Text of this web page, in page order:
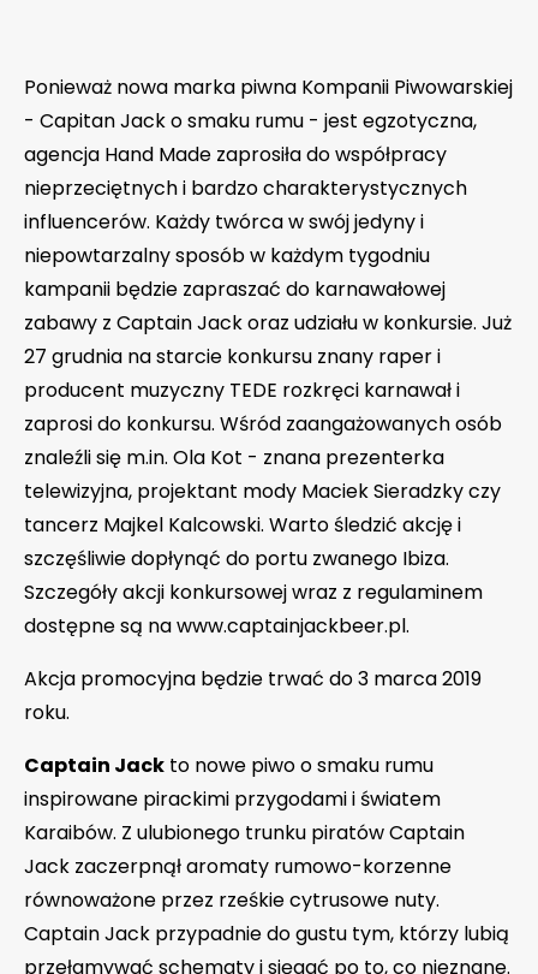
Ponieważ nowa marka piwna Kompanii Piwowarskiej
- Capitan Jack o smaku rumu - jest egzotyczna,
agencja Hand Made zaprosiła do współpracy
nieprzeciętnych i bardzo charakterystycznych
influencerów. Każdy twórca w swój jedyny i
niepowtarzalny sposób w każdym tygodniu
kampanii będzie zapraszać do karnawałowej
zabawy z Captain Jack oraz udziału w konkursie. Już
27 grudnia na starcie konkursu znany raper i
producent muzyczny TEDE rozkręci karnawał i
zaprosi do konkursu. Wśród zaangażowanych osób
znaleźli się m.in. Ola Kot - znana prezenterka
telewizyjna, projektant mody Maciek Sieradzky czy
tancerz Majkel Kalcowski. Warto śledzić akcję i
szczęśliwie dopłynąć do portu zwanego Ibiza.
Szczegóły akcji konkursowej wraz z regulaminem
dostępne są na www.captainjackbeer.pl.
Akcja promocyjna będzie trwać do 3 marca 2019
roku.
Captain Jack to nowe piwo o smaku rumu
inspirowane pirackimi przygodami i światem
Karaibów. Z ulubionego trunku piratów Captain
Jack zaczerpnął aromaty rumowo-korzenne
równoważone przez rześkie cytrusowe nuty.
Captain Jack przypadnie do gustu tym, którzy lubią
przełamywać schematy i sięgać po to, co nieznane.